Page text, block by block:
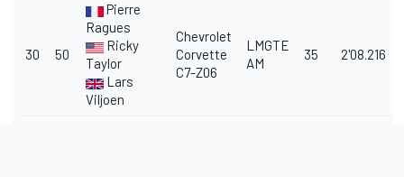
30 50
Pierre
Ragues
Ricky
Taylor
Lars
Viljoen
Chevrolet
Corvette
C7-Z06
LMGTE
AM
35 2'08.216